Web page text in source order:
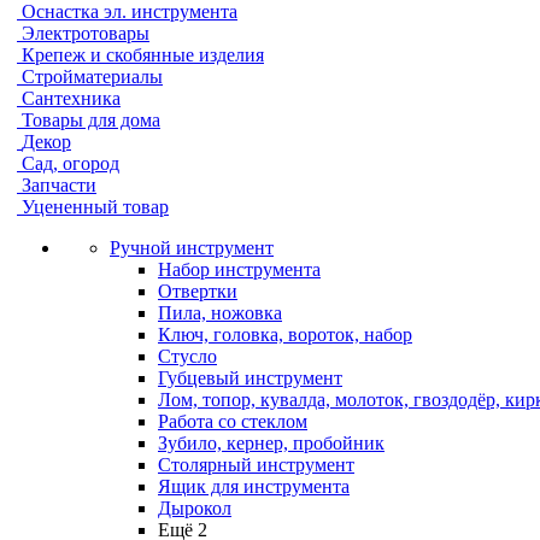
Оснастка эл. инструмента
Электротовары
Крепеж и скобянные изделия
Стройматериалы
Сантехника
Товары для дома
Декор
Сад, огород
Запчасти
Уцененный товар
Ручной инструмент
Набор инструмента
Отвертки
Пила, ножовка
Ключ, головка, вороток, набор
Стусло
Губцевый инструмент
Лом, топор, кувалда, молоток, гвоздодёр,
Работа со стеклом
Зубило, кернер, пробойник
Столярный инструмент
Ящик для инструмента
Дырокол
Ещё 2